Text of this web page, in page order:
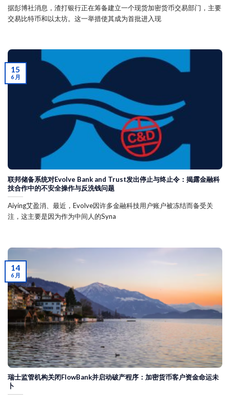
据彭博社消息，渣打银行正在筹备建立一个现货加密货币交易部门，主要
交易比特币和以太坊。这一举措使其成为首批进入现
联邦储备系统对Evolve Bank and Trust发出停止与终止令：揭露金融科
技合作中的不安全操作与反洗钱问题
Aiying艾盈消、最近，Evolve因许多金融科技用户账户被冻结而备受关
注，这主要是因为作为中间人的Syna
15
6 月
瑞士监管机构关闭FlowBank并启动破产程序：加密货币客户资金命运未
卜
14
6 月